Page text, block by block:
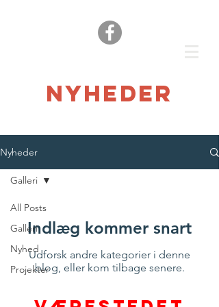
nyheder
Nyheder
All Posts
Galleri
Nyhed
Projekter
Galleri
Indlæg kommer snart
Udforsk andre kategorier i denne
blog, eller kom tilbage senere.